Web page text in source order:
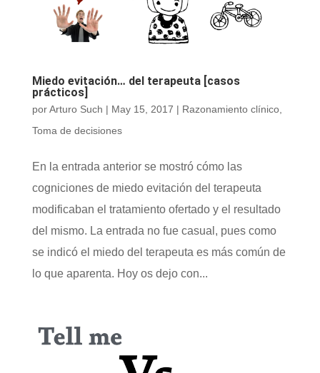
Miedo evitación… del terapeuta [casos
prácticos]
porArturo Such | May 15, 2017 | Razonamiento clínico,
Toma de decisiones
En la entrada anterior se mostró cómo las
cogniciones de miedo evitación del terapeuta
modificaban el tratamiento ofertado y el resultado
del mismo. La entrada no fue casual, pues como
se indicó el miedo del terapeuta es más común de
lo que aparenta. Hoy os dejo con...